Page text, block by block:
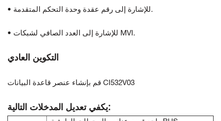
• للإشارة إلى رقم عقدة وحدة التحكم المتقدمة.
• للإشارة إلى العدد الصافي لشبكات MVI.
التكوين العادي
قم بإنشاء عنصر قاعدة البيانات CI532V03
يكفي تعديل المدخلات التالية: